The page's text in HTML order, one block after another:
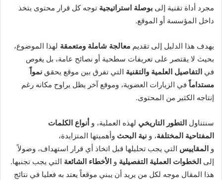
مجرد أداة تقنية إلى بوصلة استراتيجية توجه كل قرار محتوى يتخذ
داخل المؤسسة أو الموقع.
يهدف هذا الدليل إلى تقديم معالجة شاملة ومتعمقة لهذا الموضوع،
بحيث لا يقتصر على تعريفات سطحية أو نصائح عامة، بل يغوص
في التفاصيل العلمية والتقنية التي تفرق بين موقع يحقق نمواً
مستداماً في الزيارات العضوية، وموقع آخر يظل يراوح مكانه رغم
إنتاجه الكثير من المحتوى.
سنتناول التطور التاريخي لهذه العملية، و أنواع الكلمات
المفتاحية المختلفة، و نية البحث وأهميتها المتزايدة،
و المقاييس التي يجب تحليلها قبل اتخاذ أي قرار استهداف، وصولاً
إلى الخطوات العملية التفصيلية و الأخطاء الشائعة التي يجب تجنبها.
هذا المقال موجه لكل من يريد أن يبني موقعاً يعتد به فعليا في نتائج